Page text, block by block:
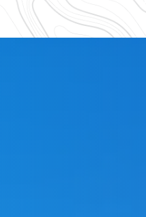
Accessoires gouttiere